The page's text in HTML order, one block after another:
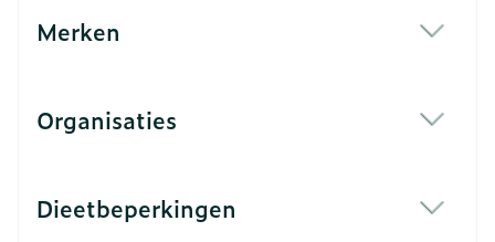
Merken
Organisaties
Dieetbeperkingen